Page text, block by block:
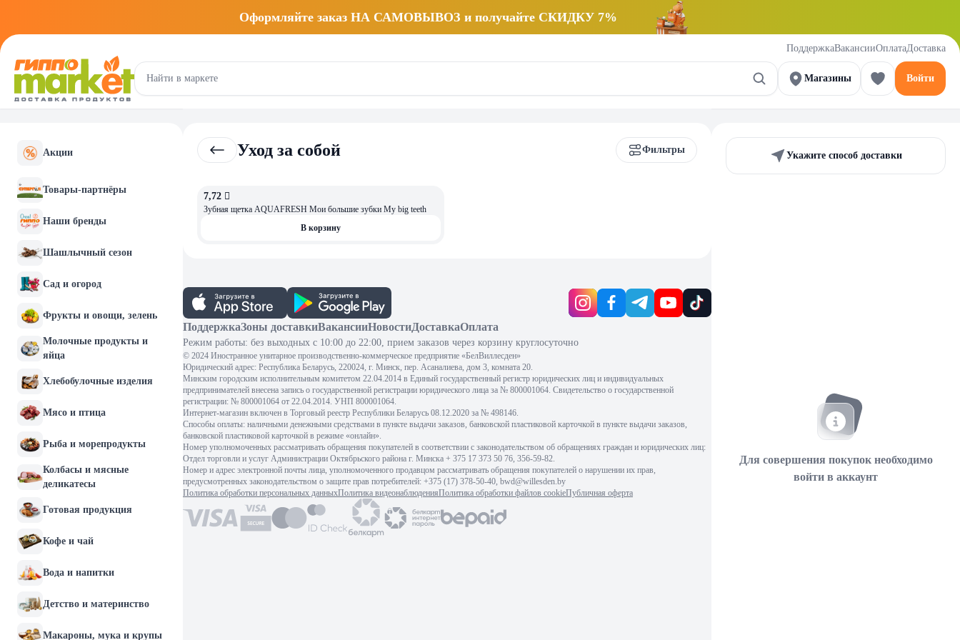
Оформляйте заказ НА САМОВЫВОЗ и получайте СКИДКУ 7%
ПоддержкаВакансииОплатаДоставка
Магазины Войти
Акции
Товары-партнёры
Наши бренды
Шашлычный сезон
Сад и огород
Фрукты и овощи, зелень
Молочные продукты и
яйца
Хлебобулочные изделия
Мясо и птица
Рыба и морепродукты
Колбасы и мясные
деликатесы
Готовая продукция
Кофе и чай
Вода и напитки
Детство и материнство
Макароны, мука и крупы
Уход за собой Фильтры
ОСТАЛОСЬ: 1
7,72 
Зубная щетка AQUAFRESH Мои большие зубки My big teeth
В корзину
ПоддержкаЗоны доставкиВакансииНовостиДоставкаОплата
Режим работы: без выходных с 10:00 до 22:00, прием заказов через корзину круглосуточно
© 2024 Иностранное унитарное производственно-коммерческое предприятие «БелВиллесден»
Юридический адрес: Республика Беларусь, 220024, г. Минск, пер. Асаналиева, дом 3, комната 20.
Минским городским исполнительным комитетом 22.04.2014 в Единый государственный регистр юридических лиц и индивидуальных
предпринимателей внесена запись о государственной регистрации юридического лица за № 800001064. Свидетельство о государственной
регистрации: № 800001064 от 22.04.2014. УНП 800001064.
Интернет-магазин включен в Торговый реестр Республики Беларусь 08.12.2020 за № 498146.
Способы оплаты: наличными денежными средствами в пункте выдачи заказов, банковской пластиковой карточкой в пункте выдачи заказов,
банковской пластиковой карточкой в режиме «онлайн».
Номер уполномоченных рассматривать обращения покупателей в соответствии с законодательством об обращениях граждан и юридических лиц:
Отдел торговли и услуг Администрации Октябрьского района г. Минска + 375 17 373 50 76, 356-59-82.
Номер и адрес электронной почты лица, уполномоченного продавцом рассматривать обращения покупателей о нарушении их прав,
предусмотренных законодательством о защите прав потребителей: +375 (17) 378-50-40, bwd@willesden.by
Политика обработки персональных данныхПолитика видеонаблюденияПолитика обработки файлов cookieПубличная оферта
Укажите способ доставки
Для совершения покупок необходимо
войти в аккаунт